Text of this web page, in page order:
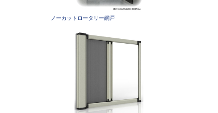
ノーカットロータリー網戸